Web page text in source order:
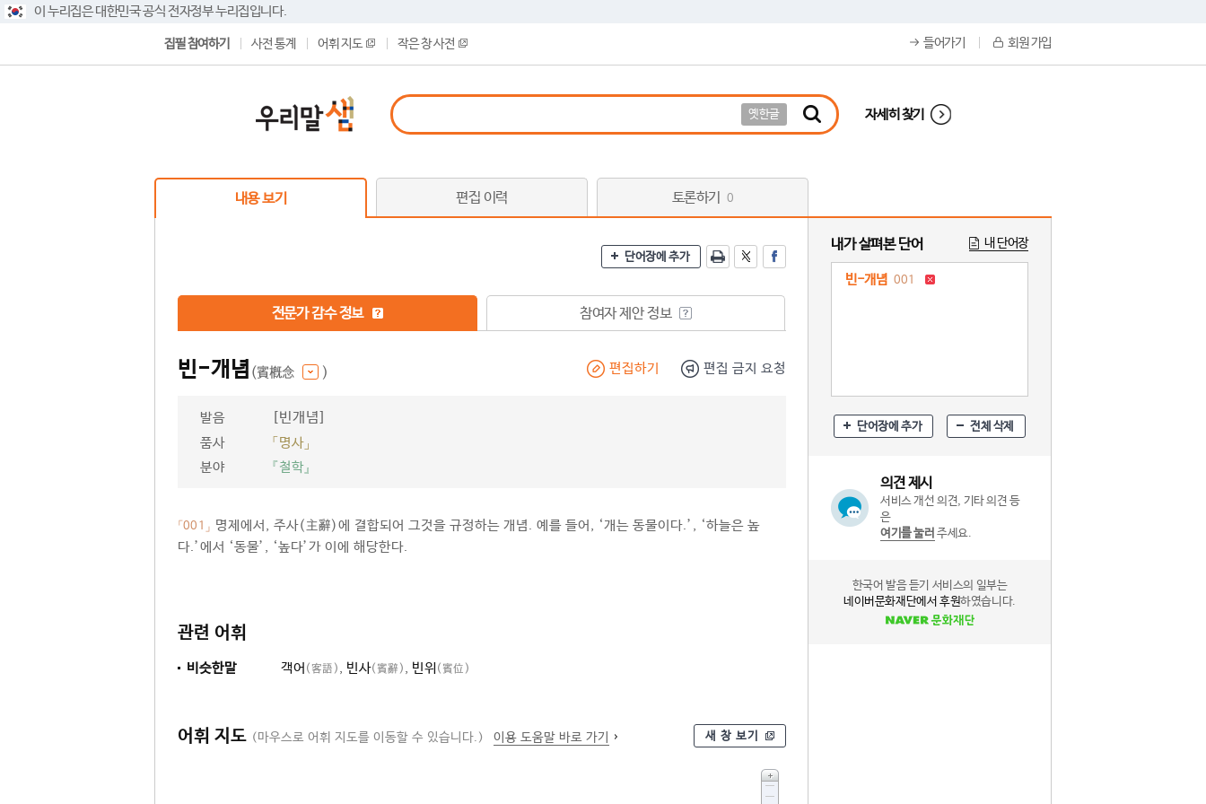
이 누리집은 대한민국 공식 전자정부 누리집입니다.
집필 참여하기 사전 통계 어휘 지도 작은 창 사전 들어가기 회원 가입
옛한글 자세히 찾기
내용 보기 편집 이력 토론하기 0
단어장에 추가
전문가 감수 정보 참여자 제안 정보
빈-개념 (賓槪念 ) 편집하기 편집 금지 요청
발음 [빈개념]
품사
「명사」
분야
『철학』
「001」 명제에서, 주사(主辭)에 결합되어 그것을 규정하는 개념. 예를 들어, ‘개는 동물이다.’, ‘하늘은 높
다.’에서 ‘동물’, ‘높다’가 이에 해당한다.
관련 어휘
비슷한말 객어 (客語) , 빈사(賓辭) , 빈위 (賓位)
어휘 지도 (마우스로 어휘 지도를 이동할 수 있습니다.) 이용 도움말 바로 가기 새 창 보기
내가 살펴본 단어 내 단어장
빈-개념 001
단어장에 추가 전체 삭제
의견 제시
서비스 개선 의견, 기타 의견 등
은
여기를 눌러 주세요.
한국어 발음 듣기 서비스의 일부는
네이버문화재단에서 후원하였습니다.